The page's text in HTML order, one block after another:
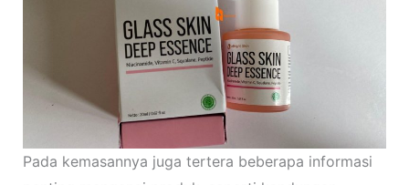
Pada kemasannya juga tertera beberapa informasi